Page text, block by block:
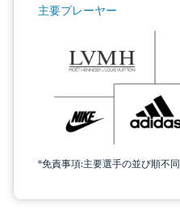
主要プレーヤー
*免責事項:主要選手の並び順不同